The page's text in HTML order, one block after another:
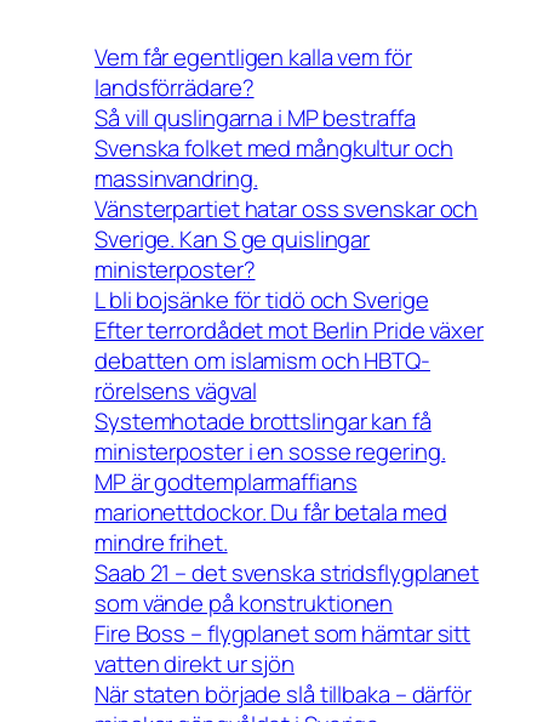
Vem får egentligen kalla vem för
landsförrädare?
Så vill quslingarna i MP bestraffa
Svenska folket med mångkultur och
massinvandring.
Vänsterpartiet hatar oss svenskar och
Sverige. Kan S ge quislingar
ministerposter?
L bli bojsänke för tidö och Sverige
Efter terrordådet mot Berlin Pride växer
debatten om islamism och HBTQ-
rörelsens vägval
Systemhotade brottslingar kan få
ministerposter i en sosse regering.
MP är godtemplarmaffians
marionettdockor. Du får betala med
mindre frihet.
Saab 21 – det svenska stridsflygplanet
som vände på konstruktionen
Fire Boss – flygplanet som hämtar sitt
vatten direkt ur sjön
När staten började slå tillbaka – därför